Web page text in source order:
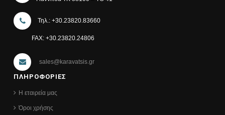
Τηλ.: +30.23820.83660
FAX: +30.23820.24806
sales@karavatsis.gr
ΠΛΗΡΟΦΟΡΙΕΣ
Η εταιρεία μας
Όροι χρήσης